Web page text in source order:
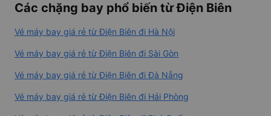
Các chặng bay phổ biến từ Điện Biên
Vé máy bay giá rẻ từ Điện Biên đi Hà Nội
Vé máy bay giá rẻ từ Điện Biên đi Sài Gòn
Vé máy bay giá rẻ từ Điện Biên đi Đà Nẵng
Vé máy bay giá rẻ từ Điện Biên đi Hải Phòng